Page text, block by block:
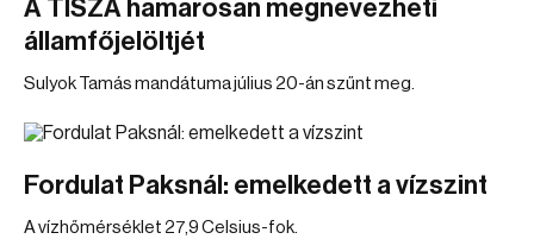
A TISZA hamarosan megnevezheti
államfőjelöltjét
Sulyok Tamás mandátuma július 20-án szűnt meg.
Fordulat Paksnál: emelkedett a vízszint
A vízhőmérséklet 27,9 Celsius-fok.